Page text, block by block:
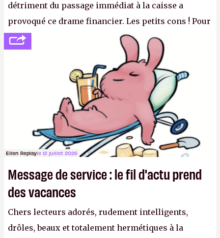
détriment du passage immédiat à la caisse a
provoqué ce drame financier. Les petits cons ! Pour
se consoler, le PDG David Baszucki peut compter
sur le déblocage du jeu en Russie et l'explosion des
joueurs majeurs (+32 %). L'avenir appartient donc
aux adultes, qui ne sont jamais que des enfants
avec du pouvoir d'achat.P.
Ellen Replayle 12 juillet 2026
Message de service : le fil d'actu prend
des vacances
Chers lecteurs adorés, rudement intelligents,
drôles, beaux et totalement hermétiques à la